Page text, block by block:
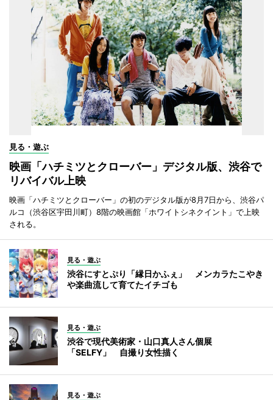
見る・遊ぶ
映画「ハチミツとクローバー」デジタル版、渋谷で
リバイバル上映
映画「ハチミツとクローバー」の初のデジタル版が8月7日から、渋谷パ
ルコ（渋谷区宇田川町）8階の映画館「ホワイトシネクイント」で上映
される。
見る・遊ぶ
渋谷にすとぷり「縁日かふぇ」 メンカラたこやき
や楽曲流して育てたイチゴも
見る・遊ぶ
渋谷で現代美術家・山口真人さん個展
「SELFY」 自撮り女性描く
見る・遊ぶ